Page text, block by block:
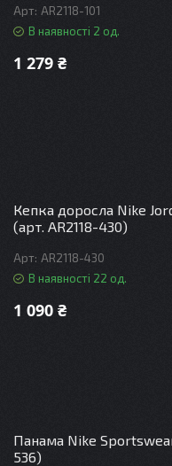
AR2118-101
В наявності 2 од.
1 279 ₴
Кепка доросла Nike
(арт. AR2118-430)
AR2118-430
В наявності 22 од.
1 090 ₴
Панама Nike
536)